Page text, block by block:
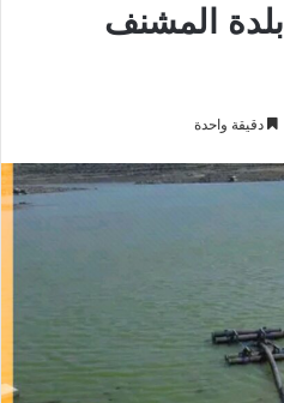
المشنف
دقيقة واحدة